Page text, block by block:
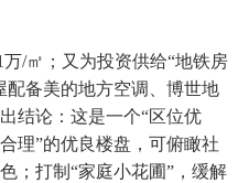
/㎡；又为投资供给“地铁房
配备美的地方空调、博世地
结论：这是一个“区位优
理”的优良楼盘，可俯瞰社
；打制“家庭小花圃”，缓解